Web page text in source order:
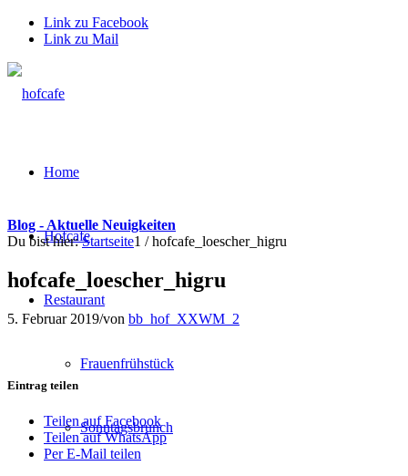
Link zu Facebook
Link zu Mail
Home
Hofcafe
Restaurant
Frauenfrühstück
Sonntagsbrunch
Blog - Aktuelle Neuigkeiten
Du bist hier: Startseite1 / hofcafe_loescher_higru
hofcafe_loescher_higru
5. Februar 2019/von bb_hof_XXWM_2
Eintrag teilen
Teilen auf Facebook
Teilen auf WhatsApp
Per E-Mail teilen